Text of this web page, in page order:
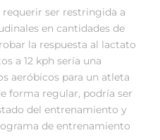
ser restringida a
en cantidades de
la respuesta al lactato
a 12 kph sería una
aeróbicos para un atleta
forma regular, podría ser
del entrenamiento y
de entrenamiento